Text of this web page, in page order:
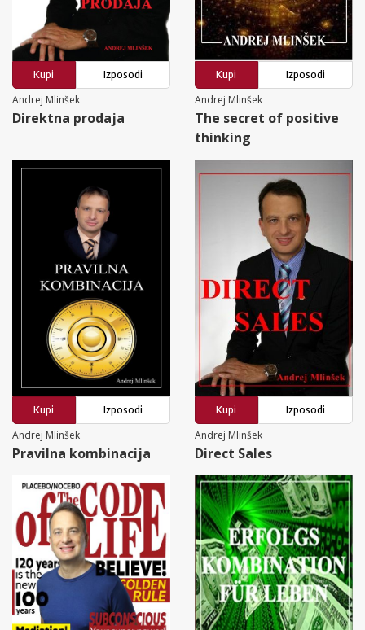
Kupi
Izposodi
Andrej Mlinšek
Direktna prodaja
Kupi
Izposodi
Andrej Mlinšek
The secret of positive
thinking
Kupi
Izposodi
Andrej Mlinšek
Pravilna kombinacija
Kupi
Izposodi
Andrej Mlinšek
Direct Sales